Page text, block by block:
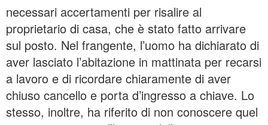
necessari accertamenti per risalire al
proprietario di casa, che è stato fatto arrivare
sul posto. Nel frangente, l’uomo ha dichiarato di
aver lasciato l’abitazione in mattinata per recarsi
a lavoro e di ricordare chiaramente di aver
chiuso cancello e porta d’ingresso a chiave. Lo
stesso, inoltre, ha riferito di non conoscere quel